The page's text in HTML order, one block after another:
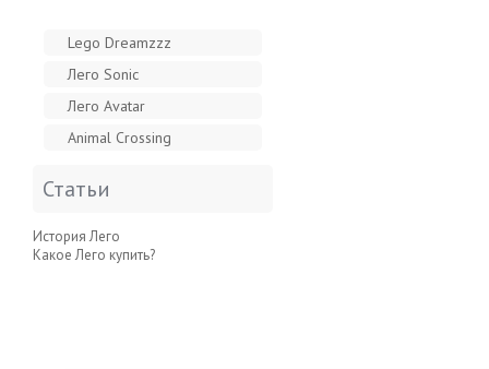
Lego Dreamzzz
Лего Sonic
Лего Avatar
Animal Crossing
Статьи
История Лего
Какое Лего купить?